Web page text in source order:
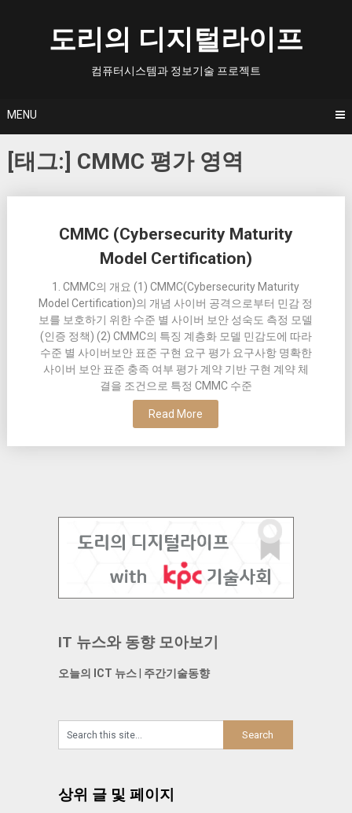
도리의 디지털라이프
컴퓨터시스템과 정보기술 프로젝트
MENU
[태그:] CMMC 평가 영역
CMMC (Cybersecurity Maturity
Model Certification)
1. CMMC의 개요 (1) CMMC(Cybersecurity Maturity
Model Certification)의 개념 사이버 공격으로부터 민감 정
보를 보호하기 위한 수준 별 사이버 보안 성숙도 측정 모델
(인증 정책) (2) CMMC의 특징 계층화 모델 민감도에 따라
수준 별 사이버보안 표준 구현 요구 평가 요구사항 명확한
사이버 보안 표준 충족 여부 평가 계약 기반 구현 계약 체
결을 조건으로 특정 CMMC 수준
Read More
navigation
IT 뉴스와 동향 모아보기
오늘의 ICT 뉴스| 주간기술동향
상위 글 및 페이지